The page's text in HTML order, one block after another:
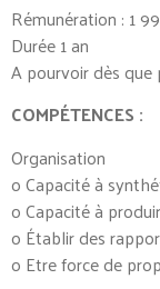
Rémunération : 1
Durée 1 an
A pourvoir dès que
COMPÉTENCES :
Organisation
o Capacité à
o Capacité à
o Établir des
o Etre force de